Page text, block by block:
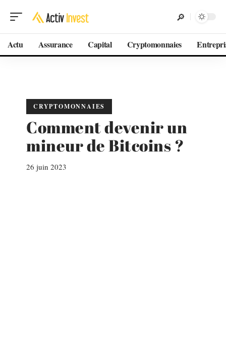
Actu Assurance Capital Cryptomonnaies
CRYPTOMONNAIES
Comment devenir un
mineur de Bitcoins ?
26 juin 2023